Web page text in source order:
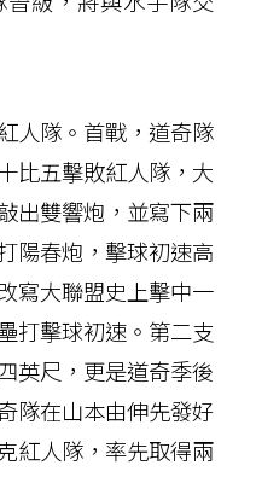
人隊。首戰，道奇隊
比五擊敗紅人隊，大
出雙響炮，並寫下兩
陽春炮，擊球初速高
寫大聯盟史上擊中一
打擊球初速。第二支
英尺，更是道奇季後
隊在山本由伸先發好
紅人隊，率先取得兩